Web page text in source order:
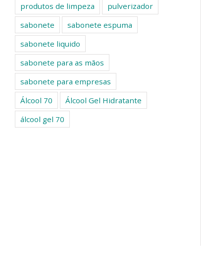
produtos de limpeza
pulverizador
sabonete
sabonete espuma
sabonete liquido
sabonete para as mãos
sabonete para empresas
Álcool 70
Álcool Gel Hidratante
álcool gel 70